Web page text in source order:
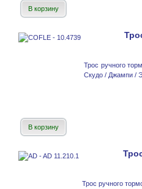
В корзину
Трос ручного
Скудо / Джампи /
В корзину
Трос ручного